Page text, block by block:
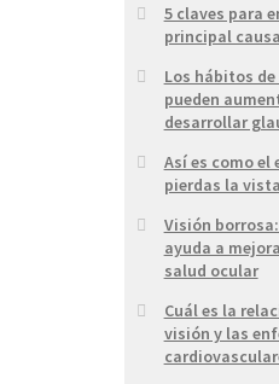
5 claves para
principal
Los hábitos
pueden
desarrollar
Así es como el
pierdas la vista
Visión
ayuda a
salud ocular
Cuál es la
visión y las